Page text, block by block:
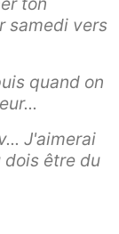
samedi vers
quand on
J'aimerai
être du